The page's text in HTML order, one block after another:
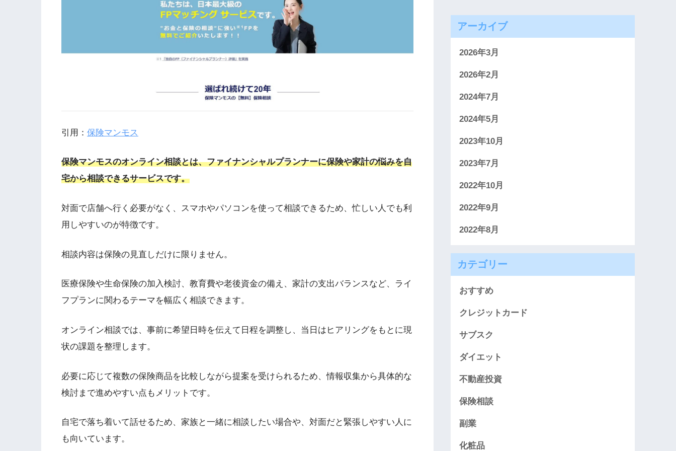
引用： 保険マンモス
保険マンモスのオンライン相談とは、ファイナンシャルプランナーに保険や家計の悩みを自
宅から相談できるサービスです。
対面で店舗へ行く必要がなく、スマホやパソコンを使って相談できるため、忙しい人でも利
用しやすいのが特徴です。
相談内容は保険の見直しだけに限りません。
医療保険や生命保険の加入検討、教育費や老後資金の備え、家計の支出バランスなど、ライ
フプランに関わるテーマを幅広く相談できます。
オンライン相談では、事前に希望日時を伝えて日程を調整し、当日はヒアリングをもとに現
状の課題を整理します。
必要に応じて複数の保険商品を比較しながら提案を受けられるため、情報収集から具体的な
検討まで進めやすい点もメリットです。
自宅で落ち着いて話せるため、家族と一緒に相談したい場合や、対面だと緊張しやすい人に
も向いています。
アーカイブ
2026年3月
2026年2月
2024年7月
2024年5月
2023年10月
2023年7月
2022年10月
2022年9月
2022年8月
カテゴリー
おすすめ
クレジットカード
サブスク
ダイエット
不動産投資
保険相談
副業
化粧品